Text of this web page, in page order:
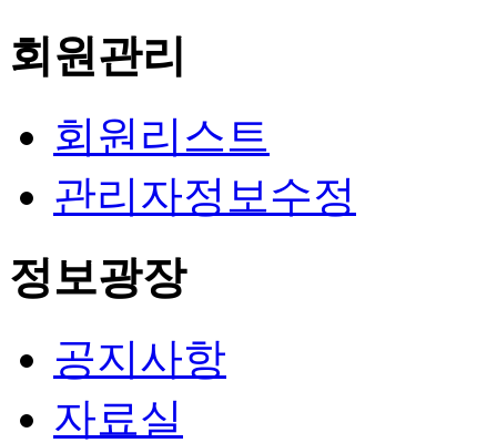
회원관리
회원리스트
관리자정보수정
정보광장
공지사항
자료실